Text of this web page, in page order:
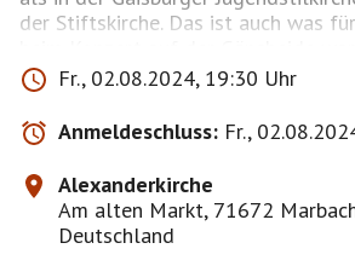
der Stiftskirche. Das ist auch was
Wenn das Wetter warm ist, strahlt
wunderschön im Kirchenraum. Das
Sommer und es ist eine wunderbar
gelöste Stimmung. Danach
für lange Zeit! Warum? Die Kirche ist
Wallfahrtskirche und nicht
Hier der Text des Veranstalters...ein
Konzert:
Fr., 02.08.2024, 19:30 Uhr
Anmeldeschluss: Fr.,
Alexanderkirche
Am alten Markt, 71672
Deutschland